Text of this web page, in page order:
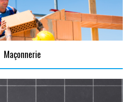
Maçonnerie